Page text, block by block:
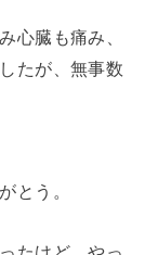
心臓も痛み、
たが、無事数
とう。